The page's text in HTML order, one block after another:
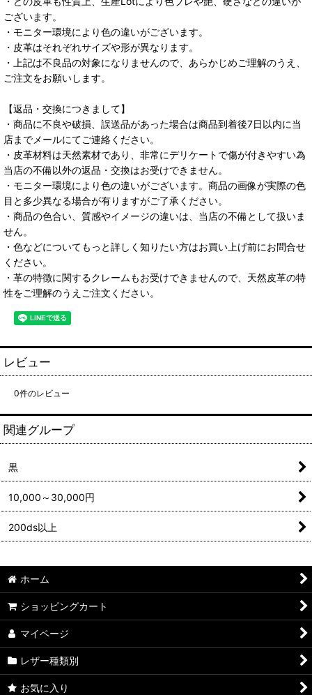
ございます。
・モニター環境により色の違いがございます。
・皮革はそれぞれサイズや形が異なります。
・上記は不良品の対象になりませんので、あらかじめご理解のうえ、
ご注文をお願いします。
【返品・交換につきまして】
・商品に不良や破損、誤送品があった場合は商品到着後7日以内に当
店までメールにてご連絡ください。
・皮革材料は天然素材であり、非常にデリケートで傷が付きやすい為
当店の不備以外の返品・交換はお受けできません。
・モニター環境により色の違いがございます。商品の画像が実際の色
目と多少異なる場合が有りますがご了承ください。
・商品の色合い、質感やイメージの違いは、当店の不備として扱いま
せん。
・色などについてもっと詳しく知りたい方はお買い上げ前にお問合せ
ください。
・革の特徴に関するクレームもお受けできませんので、天然皮革の特
性をご理解のうえご注文ください。
レビュー
0件のレビュー
関連グループ
黒
10,000～30,000円
200ds以上
ホーム
ショッピングカート
マイページ
レザー種類別
お気に入り